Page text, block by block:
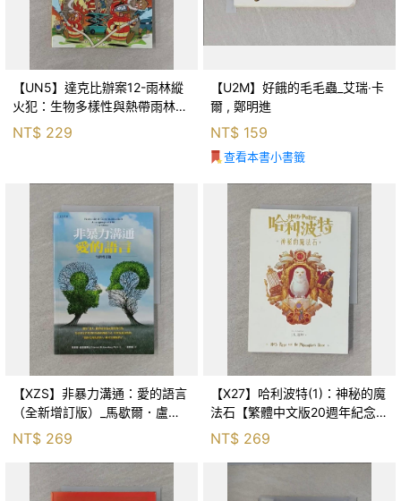
【UN5】達克比辦案12-雨林縱
火犯：生物多樣性與熱帶雨林生
態系_柯智元
NT$ 229
【U2M】好餓的毛毛蟲_艾瑞‧卡
爾 , 鄭明進
NT$ 159
查看本書小書籤
【XZS】非暴力溝通：愛的語言
（全新增訂版）_馬歇爾．盧森
堡, 蕭寶森
NT$ 269
【X27】哈利波特(1)：神秘的魔
法石【繁體中文版20週年紀念】
NT$ 269